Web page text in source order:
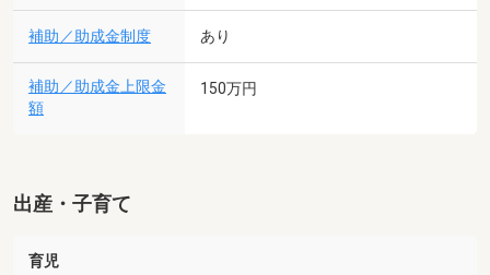
補助／助成金制度 あり
補助／助成金上限金
額
150万円
出産・子育て
育児